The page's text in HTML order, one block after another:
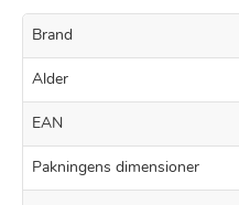
Brand
Alder
EAN
Pakningens dimensioner